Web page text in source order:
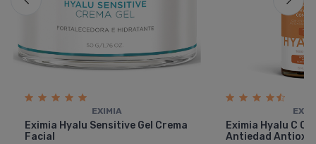
EXIMIA
Eximia Hyalu Sensitive Gel Crema
Facial
Eximia Hyalu C
Antiedad